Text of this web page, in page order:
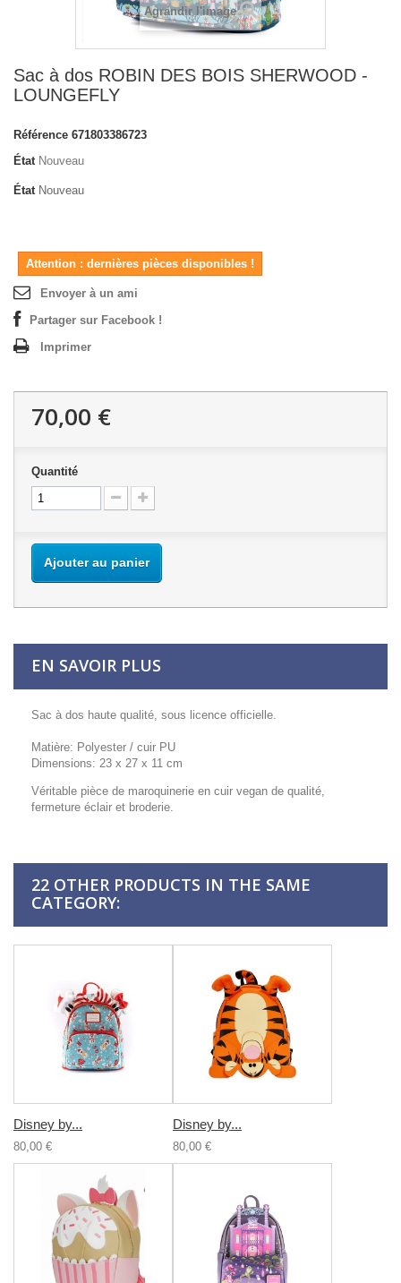
Agrandir l'image
Sac à dos ROBIN DES BOIS SHERWOOD -
LOUNGEFLY
Référence 671803386723
État Nouveau
État Nouveau
Attention : dernières pièces disponibles !
Envoyer à un ami
Partager sur Facebook !
Imprimer
70,00 €
Quantité
Ajouter au panier
EN SAVOIR PLUS
Sac à dos haute qualité, sous licence officielle.
Matière: Polyester / cuir PU
Dimensions: 23 x 27 x 11 cm
Véritable pièce de maroquinerie en cuir vegan de qualité,
fermeture éclair et broderie.
22 OTHER PRODUCTS IN THE SAME
CATEGORY:
Disney by...
80,00 €
Disney by...
80,00 €